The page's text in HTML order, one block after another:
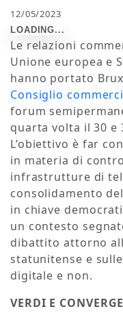
12/05/2023
Le relazioni
Unione europea e
hanno portato
Consiglio
forum
quarta volta il 30 e
L’obiettivo è far
in materia di
infrastrutture di
consolidamento
in chiave
un contesto
dibattito attorno
statunitense e
digitale e non.
VERDI E